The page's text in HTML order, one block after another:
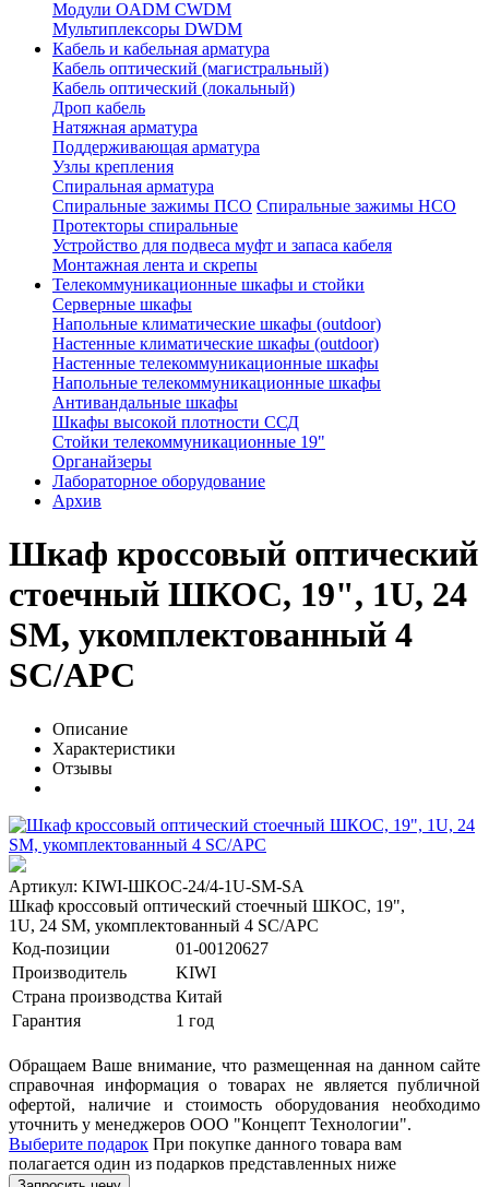
Модули OADM CWDM
Мультиплексоры DWDM
Кабель и кабельная арматура
Кабель оптический (магистральный)
Кабель оптический (локальный)
Дроп кабель
Натяжная арматура
Поддерживающая арматура
Узлы крепления
Спиральная арматура
Спиральные зажимы ПСО Спиральные зажимы НСО
Протекторы спиральные
Устройство для подвеса муфт и запаса кабеля
Монтажная лента и скрепы
Телекоммуникационные шкафы и стойки
Серверные шкафы
Напольные климатические шкафы (outdoor)
Настенные климатические шкафы (outdoor)
Настенные телекоммуникационные шкафы
Напольные телекоммуникационные шкафы
Антивандальные шкафы
Шкафы высокой плотности ССД
Стойки телекоммуникационные 19"
Органайзеры
Лабораторное оборудование
Архив
Шкаф кроссовый оптический
стоечный ШКОС, 19", 1U, 24
SM, укомплектованный 4
SC/APC
Описание
Характеристики
Отзывы
Артикул: KIWI-ШКОС-24/4-1U-SM-SA
Шкаф кроссовый оптический стоечный ШКОС, 19",
1U, 24 SM, укомплектованный 4 SC/APC
Код-позиции
01-00120627
Производитель
KIWI
Страна производства Китай
Гарантия
1 год
Обращаем Ваше внимание, что размещенная на данном сайте
справочная информация о товарах не является публичной
офертой, наличие и стоимость оборудования необходимо
уточнить у менеджеров ООО "Концепт Технологии".
Выберите подарок При покупке данного товара вам
полагается один из подарков представленных ниже